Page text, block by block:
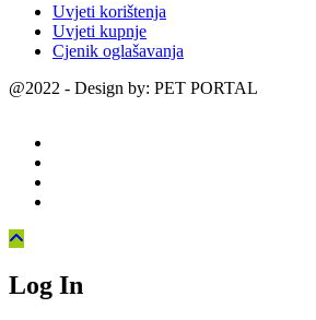
Uvjeti korištenja
Uvjeti kupnje
Cjenik oglašavanja
@2022 - Design by: PET PORTAL
Log In